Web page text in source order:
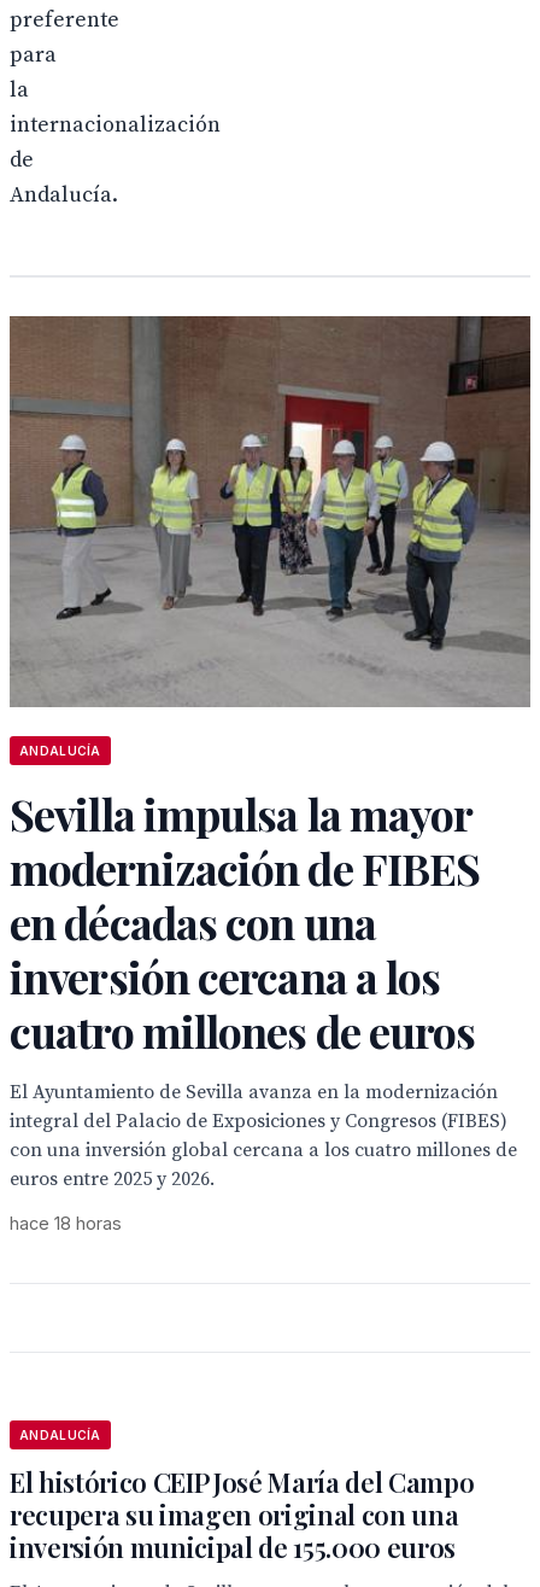
preferente
para
la
internacionalización
de
Andalucía.
ANDALUCÍA
Sevilla impulsa la mayor
modernización de FIBES
en décadas con una
inversión cercana a los
cuatro millones de euros
El Ayuntamiento de Sevilla avanza en la modernización
integral del Palacio de Exposiciones y Congresos (FIBES)
con una inversión global cercana a los cuatro millones de
euros entre 2025 y 2026.
hace 18 horas
ANDALUCÍA
El histórico CEIP José María del Campo
recupera su imagen original con una
inversión municipal de 155.000 euros